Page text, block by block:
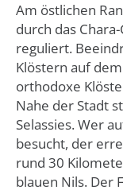
Am östlichen
durch das
reguliert.
Klöstern auf
orthodoxe
Nahe der Stadt
Selassies. Wer
besucht, der
rund 30
blauen Nils. Der